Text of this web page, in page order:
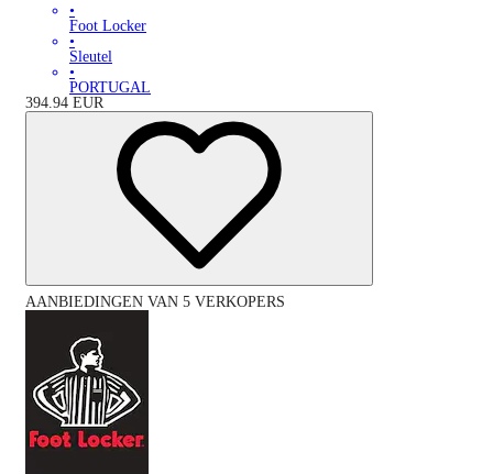
•
Foot Locker
•
Sleutel
•
PORTUGAL
394.94 EUR
AANBIEDINGEN VAN 5 VERKOPERS